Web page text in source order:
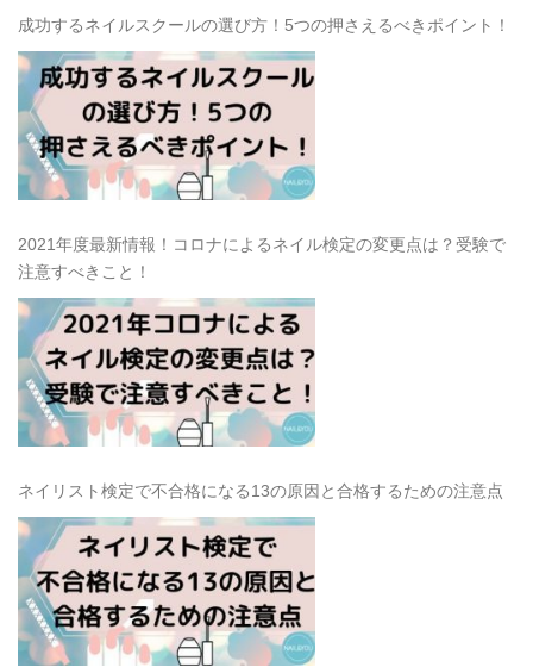
成功するネイルスクールの選び方！5つの押さえるべきポイント！
2021年度最新情報！コロナによるネイル検定の変更点は？受験で
注意すべきこと！
ネイリスト検定で不合格になる13の原因と合格するための注意点